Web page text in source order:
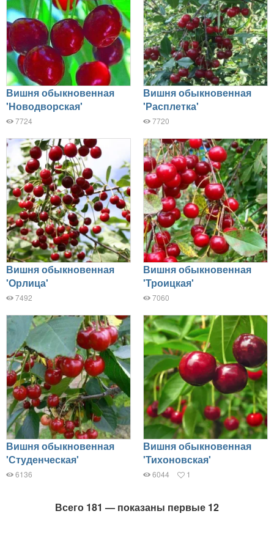
Вишня обыкновенная
'Новодворская'
7724
Вишня обыкновенная
'Расплетка'
7720
Вишня обыкновенная
'Орлица'
7492
Вишня обыкновенная
'Троицкая'
7060
Вишня обыкновенная
'Студенческая'
6136
Вишня обыкновенная
'Тихоновская'
6044 1
Всего 181 — показаны первые 12